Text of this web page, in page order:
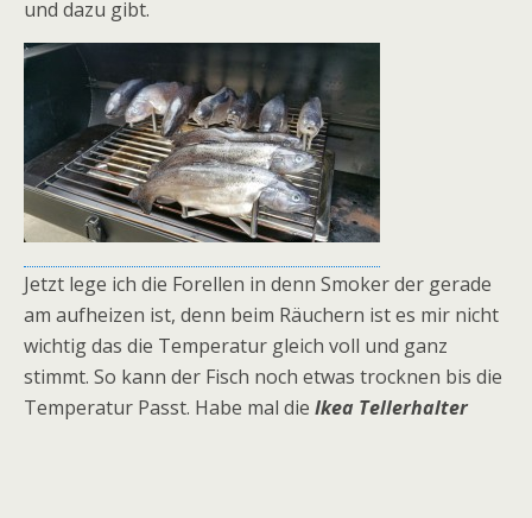
und dazu gibt.
Jetzt lege ich die Forellen in denn Smoker der gerade
am aufheizen ist, denn beim Räuchern ist es mir nicht
wichtig das die Temperatur gleich voll und ganz
stimmt. So kann der Fisch noch etwas trocknen bis die
Temperatur Passt. Habe mal die Ikea Tellerhalter